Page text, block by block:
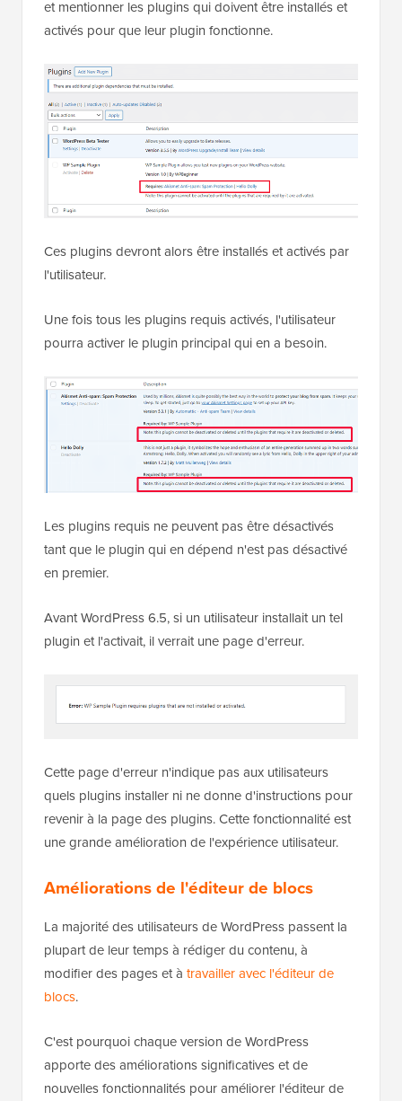
et mentionner les plugins qui doivent être installés et
activés pour que leur plugin fonctionne.
Ces plugins devront alors être installés et activés par
l'utilisateur.
Une fois tous les plugins requis activés, l'utilisateur
pourra activer le plugin principal qui en a besoin.
Les plugins requis ne peuvent pas être désactivés
tant que le plugin qui en dépend n'est pas désactivé
en premier.
Avant WordPress 6.5, si un utilisateur installait un tel
plugin et l'activait, il verrait une page d'erreur.
Cette page d'erreur n'indique pas aux utilisateurs
quels plugins installer ni ne donne d'instructions pour
revenir à la page des plugins. Cette fonctionnalité est
une grande amélioration de l'expérience utilisateur.
Améliorations de l'éditeur de blocs
La majorité des utilisateurs de WordPress passent la
plupart de leur temps à rédiger du contenu, à
modifier des pages et à travailler avec l'éditeur de
blocs.
C'est pourquoi chaque version de WordPress
apporte des améliorations significatives et de
nouvelles fonctionnalités pour améliorer l'éditeur de